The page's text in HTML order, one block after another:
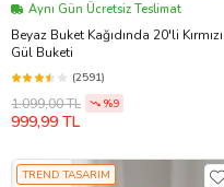
Aynı Gün Ücretsiz Teslimat
Beyaz Buket Kağıdında 20'li Kırmızı
Gül Buketi
(2591)
1.099,00 TL %9
999,99 TL
TREND TASARIM